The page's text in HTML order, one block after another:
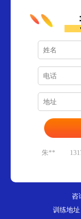
孙**
蒋**
朱**
朱**
咨
训练地